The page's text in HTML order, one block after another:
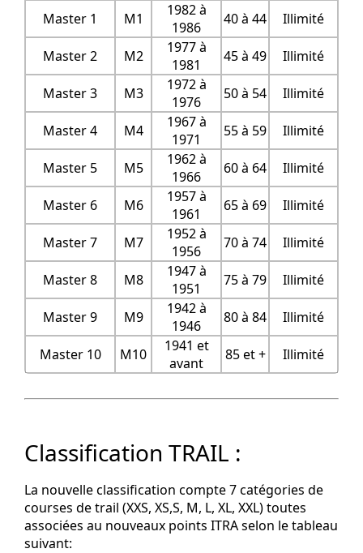
Master 1 M1
1982 à
1986
40 à 44 Illimité
Master 2 M2
1977 à
1981
45 à 49 Illimité
Master 3 M3
1972 à
1976
50 à 54 Illimité
Master 4 M4
1967 à
1971
55 à 59 Illimité
Master 5 M5
1962 à
1966
60 à 64 Illimité
Master 6 M6
1957 à
1961
65 à 69 Illimité
Master 7 M7
1952 à
1956
70 à 74 Illimité
Master 8 M8
1947 à
1951
75 à 79 Illimité
Master 9 M9
1942 à
1946
80 à 84 Illimité
Master 10 M10
1941 et
avant
85 et + Illimité
Classification TRAIL :
La nouvelle classification compte 7 catégories de
courses de trail (XXS, XS,S, M, L, XL, XXL) toutes
associées au nouveaux points ITRA selon le tableau
suivant: